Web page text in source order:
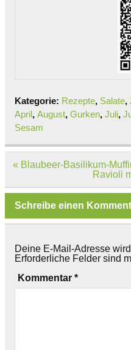
Kategorie: Rezepte, Salate,
April, August, Gurken, Juli,
Sesam
Beitragsnavigation
« Blaubeer-Basilikum-
Ravioli
Schreibe einen
Deine E-Mail-Adresse
Erforderliche Felder sind
Kommentar *